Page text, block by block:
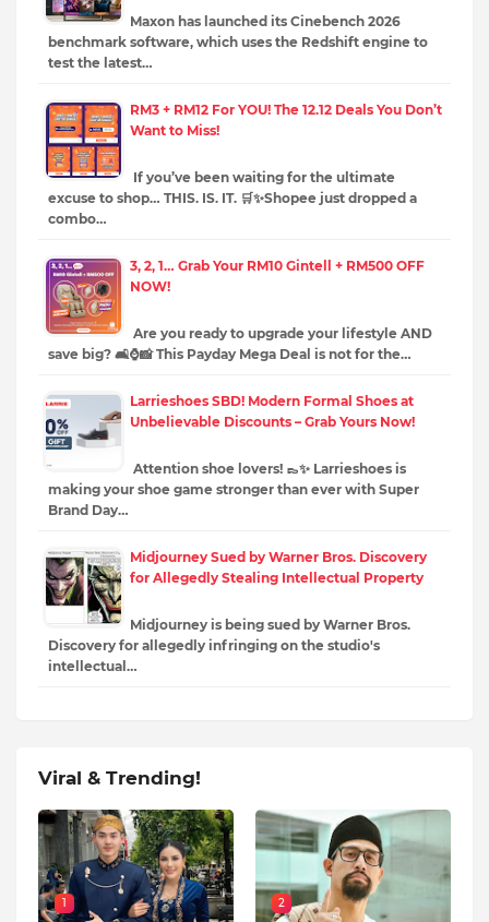
Maxon has launched its Cinebench 2026
benchmark software, which uses the Redshift engine to
test the latest…
RM3 + RM12 For YOU! The 12.12 Deals You Don’t
Want to Miss!
If you’ve been waiting for the ultimate
excuse to shop… THIS. IS. IT. 🛒✨Shopee just dropped a
combo…
3, 2, 1… Grab Your RM10 Gintell + RM500 OFF
NOW!
Are you ready to upgrade your lifestyle AND
save big? 🛋️⌚📸 This Payday Mega Deal is not for the…
Larrieshoes SBD! Modern Formal Shoes at
Unbelievable Discounts – Grab Yours Now!
Attention shoe lovers! 👞✨ Larrieshoes is
making your shoe game stronger than ever with Super
Brand Day…
Midjourney Sued by Warner Bros. Discovery
for Allegedly Stealing Intellectual Property
Midjourney is being sued by Warner Bros.
Discovery for allegedly infringing on the studio's
intellectual…
Viral & Trending!
1 2